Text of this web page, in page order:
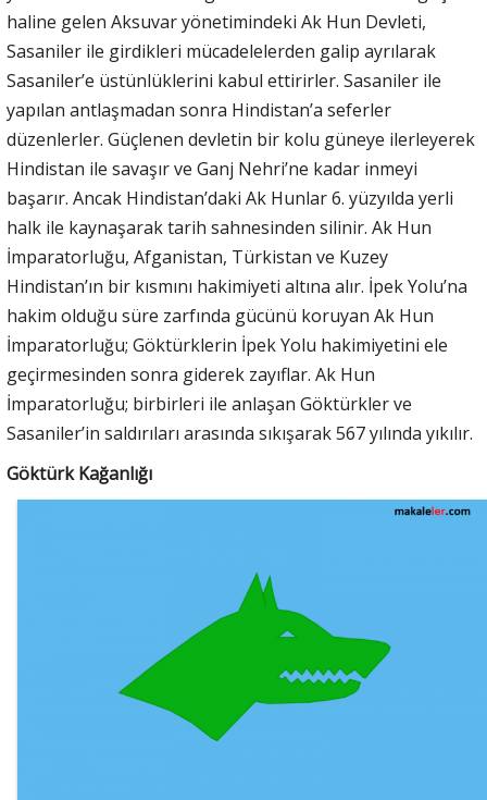
haline gelen Aksuvar yönetimindeki Ak Hun Devleti,
Sasaniler ile girdikleri mücadelelerden galip ayrılarak
Sasaniler’e üstünlüklerini kabul ettirirler. Sasaniler ile
yapılan antlaşmadan sonra Hindistan’a seferler
düzenlerler. Güçlenen devletin bir kolu güneye ilerleyerek
Hindistan ile savaşır ve Ganj Nehri’ne kadar inmeyi
başarır. Ancak Hindistan’daki Ak Hunlar 6. yüzyılda yerli
halk ile kaynaşarak tarih sahnesinden silinir. Ak Hun
İmparatorluğu, Afganistan, Türkistan ve Kuzey
Hindistan’ın bir kısmını hakimiyeti altına alır. İpek Yolu’na
hakim olduğu süre zarfında gücünü koruyan Ak Hun
İmparatorluğu; Göktürklerin İpek Yolu hakimiyetini ele
geçirmesinden sonra giderek zayıflar. Ak Hun
İmparatorluğu; birbirleri ile anlaşan Göktürkler ve
Sasaniler’in saldırıları arasında sıkışarak 567 yılında yıkılır.
Göktürk Kağanlığı